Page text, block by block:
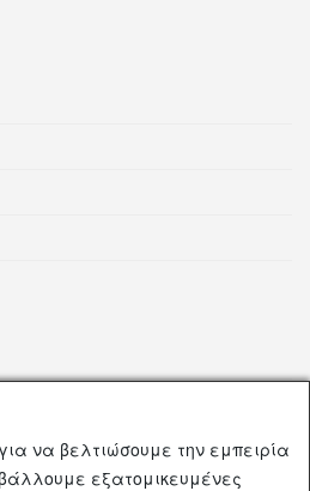
Προϊόντων
να βελτιώσουμε την εμπειρία
εξατομικευμένες